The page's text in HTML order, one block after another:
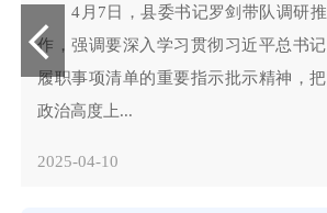
4月7日，县委书记罗剑带队调研推
作，强调要深入学习贯彻习近平总书
履职事项清单的重要指示批示精神，
政治高度上...
2025-04-10